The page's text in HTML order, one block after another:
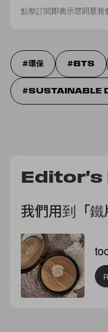
點擊訂閱即表示您同意我
環保 BTS
SUSTAINABLE
Editor's
我們用到「